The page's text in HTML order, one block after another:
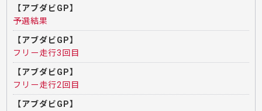
【アブダビGP】
予選結果
【アブダビGP】
フリー走行3回目
【アブダビGP】
フリー走行2回目
【アブダビGP】